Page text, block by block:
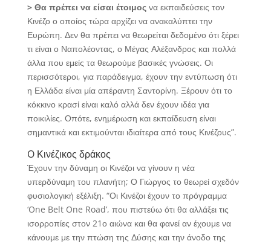
> Θα πρέπει να είσαι έτοιμοςνα εκπαιδεύσεις τον
Κινέζο ο οποίος τώρα αρχίζει να ανακαλύπτει την
Ευρώπη. Δεν θα πρέπει να θεωρείται δεδομένο ότι ξέρει
τι είναι ο Ναπολέοντας, ο Μέγας Αλέξανδρος και πολλά
άλλα που εμείς τα θεωρούμε βασικές γνώσεις. Οι
περισσότεροι, για παράδειγμα, έχουν την εντύπωση ότι
η Ελλάδα είναι μία απέραντη Σαντορίνη. Ξέρουν ότι το
κόκκινο κρασί είναι καλό αλλά δεν έχουν ιδέα για
ποικιλίες. Οπότε, ενημέρωση και εκπαίδευση είναι
σημαντικά και εκτιμούνται ιδιαίτερα από τους Κινέζους”.
O Κινέζικος δράκος
Έχουν την δύναμη οι Κινέζοι να γίνουν η νέα
υπερδύναμη του πλανήτη; Ο Γιώργος το θεωρεί σχεδόν
φυσιολογική εξέλιξη. “Οι Κινέζοι έχουν το πρόγραμμα
‘One Belt One Road’, που πιστεύω ότι θα αλλάξει τις
ισορροπίες στον 21ο αιώνα και θα φανεί αν έχουμε να
κάνουμε με την πτώση της Δύσης και την άνοδο της